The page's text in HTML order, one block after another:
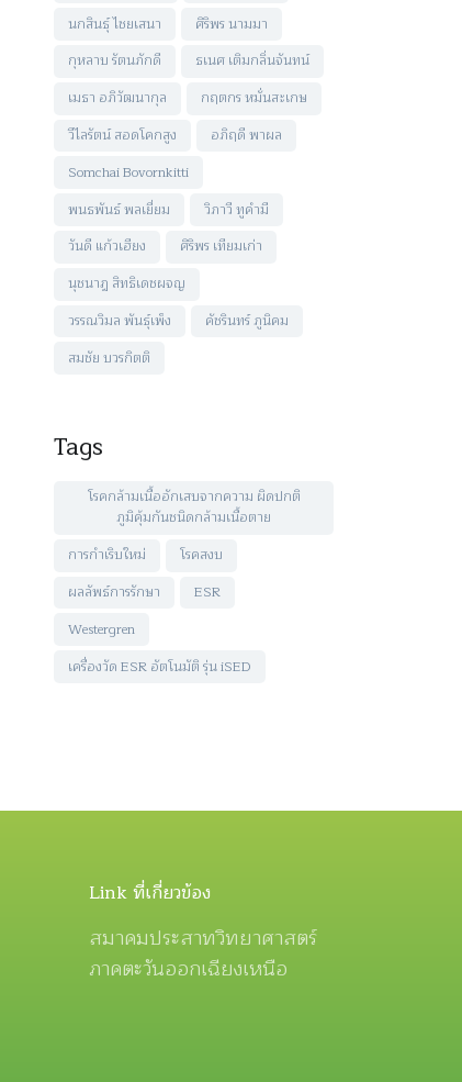
นกสินธุ์ ไชยเสนา
ศิริพร นามมา
กุหลาบ รัตนภักดี
ธเนศ เติมกลิ่นจันทน์
เมธา อภิวัฒนากุล
กฤตกร หมั่นสะเกษ
วีไลรัตน์ สอดโคกสูง
อภิฤดี พาผล
Somchai Bovornkitti
พนธพันธ์ พลเยี่ยม
วิภาวี ทูคำมี
วันดี แก้วเฮียง
ศิริพร เทียมเก่า
นุชนาฎ สิทธิเดชผจญ
วรรณวิมล พันธุ์เพ็ง
คัชรินทร์ ภูนิคม
สมชัย บวรกิตติ
Tags
โรคกล้ามเนื้ออักเสบจากความ ผิดปกติ
ภูมิคุ้มกันชนิดกล้ามเนื้อตาย
การกำเริบใหม่
โรคสงบ
ผลลัพธ์การรักษา
ESR
Westergren
เครื่องวัด ESR อัตโนมัติ รุ่น iSED
Link ที่เกี่ยวข้อง
สมาคมประสาทวิทยาศาสตร์
ภาคตะวันออกเฉียงเหนือ